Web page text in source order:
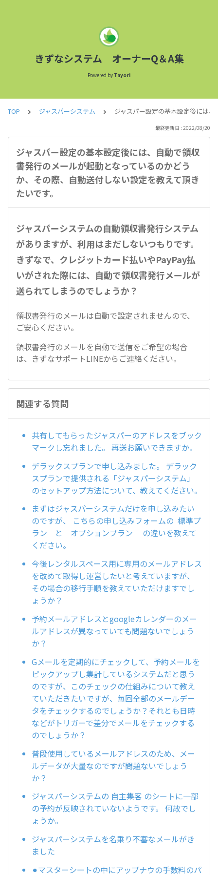
きずなシステム オーナーQ＆A集
Powered by Tayori
TOP ジャスパーシステム ジャスパー設定の基本設定後には
最終更新日 : 2022/08/20
ジャスパー設定の基本設定後には、自動で領収
書発行のメールが起動となっているのかどう
か、その際、自動送付しない設定を教えて頂き
たいです。
ジャスパーシステムの自動領収書発行システム
がありますが、利用はまだしないつもりです。
きずなで、クレジットカード払いやPayPay払
いがされた際には、自動で領収書発行メールが
送られてしまうのでしょうか？
領収書発行のメールは自動で設定されませんので、
ご安心ください。
領収書発行のメールを自動で送信をご希望の場合
は、きずなサポートLINEからご連絡ください。
関連する質問
共有してもらったジャスパーのアドレスをブック
マークし忘れました。 再送お願いできますか。
デラックスプランで申し込みました。 デラック
スプランで提供される「ジャスパーシステム」
のセットアップ方法について、教えてください。
まずはジャスパーシステムだけを申し込みたい
のですが、 こちらの申し込みフォームの 標準プ
ラン と オプションプラン の違いを教えて
ください。
今後レンタルスペース用に専用のメールアドレス
を改めて取得し運営したいと考えていますが、
その場合の移行手順を教えていただけますでし
ょうか？
予約メールアドレスとgoogleカレンダーのメー
ルアドレスが異なっていても問題ないでしょう
か？
Gメールを定期的にチェックして、予約メールを
ピックアップし集計しているシステムだと思う
のですが、このチェックの仕組みについて教え
ていただきたいですが、毎回全部のメールデー
タをチェックするのでしょうか？それとも日時
などがトリガーで差分でメールをチェックする
のでしょうか？
普段使用しているメールアドレスのため、メー
ルデータが大量なのですが問題ないでしょう
か？
ジャスパーシステムの 自主集客 のシートに一部
の予約が反映されていないようです。 何故でし
ょうか。
ジャスパーシステムを名乗り不審なメールがき
ました
⚫︎マスターシートの中にアップナウの手数料のパ